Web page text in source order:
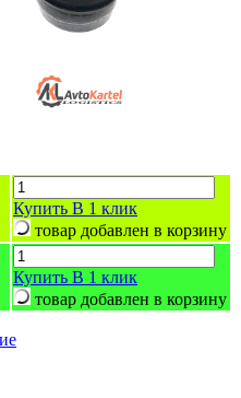
Купить В 1 клик
товар добавлен в корзину
Купить В 1 клик
товар добавлен в корзину